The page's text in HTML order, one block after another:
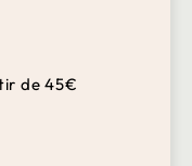
de 45€